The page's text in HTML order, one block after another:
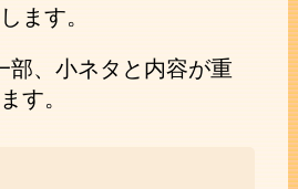
ます。
、小ネタと内容が重
す。